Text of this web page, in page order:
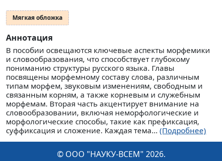
Мягкая обложка
Аннотация
В пособии освещаются ключевые аспекты морфемики
и словообразования, что способствует глубокому
пониманию структуры русского языка. Главы
посвящены морфемному составу слова, различным
типам морфем, звуковым изменениям, свободным и
связанным корням, а также корневым и служебным
морфемам. Вторая часть акцентирует внимание на
словообразовании, включая неморфологические и
морфологические способы, такие как префиксация,
суффиксация и сложение. Каждая тема... (Подробнее)
© ООО "НАУКУ-ВСЕМ" 2026.